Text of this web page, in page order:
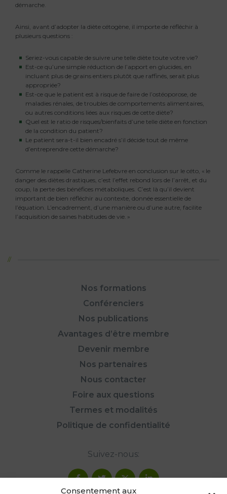
Consentement aux
démarche.
Ainsi, avant d’adopter la diète cétogène, il importe de réfléchir à
plusieurs questions :
Seriez-vous capable de suivre une telle diète toute votre vie?
Est-ce qu’une simple réduction de l’apport en glucides, en
incluant plus de grains entiers plutôt que raffinés, serait plus
appropriée?
Est-ce que le patient est à risque de faire de l’ostéoporose, de
maladies rénales, de troubles de comportements alimentaires,
ou autres conditions liées aux risques de cette diète?
Quel est le ratio de risques/bienfaits d’une telle diète en fonction
de la condition du patient?
Le patient sera-t-il bien encadré s’il décide tout de même
d’entreprendre cette démarche?
Comme le rappelle Catherine Lefebvre en conclusion sur le céto, « le
danger des diètes drastiques, c’est l’effet rebond lors de l’arrêt, et du
coup, la perte des bénéfices métaboliques. C’est là qu’il devient
important de bien réfléchir au contexte, donnée essentielle de
l’équation. L’encadrement, d’une manière ou d’une autre, facilite
l’acquisition de saines habitudes de vie. »
Nos formations
Conférenciers
Nos publications
Avantages d’être membre
Devenir membre
Nos partenaires
Nous contacter
Foire aux questions
Termes et modalités
Politique de confidentialité
Suivez-nous: